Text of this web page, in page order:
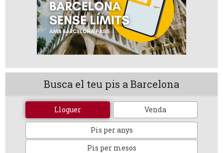
Busca el teu pis a Barcelona
Lloguer Venda
Pis per anys
Pis per mesos